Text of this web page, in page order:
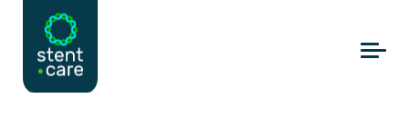
Skip to main content